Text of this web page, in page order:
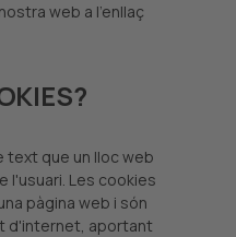
web a l'enllaç
text que un lloc web
l'usuari. Les cookies
pàgina web i són
d'internet, aportant